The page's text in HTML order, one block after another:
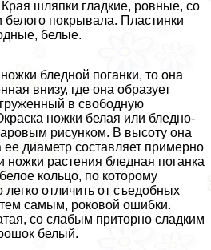
шляпки гладкие, ровные, со
покрывала. Пластинки
белые.
бледной поганки, то она
внизу, где она образует
в свободную
ножки белая или бледно-
рисунком. В высоту она
диаметр составляет примерно
ножки растения бледная поганка
кольцо, по которому
отличить от съедобных
самым, роковой ошибки.
со слабым приторно сладким
белый.